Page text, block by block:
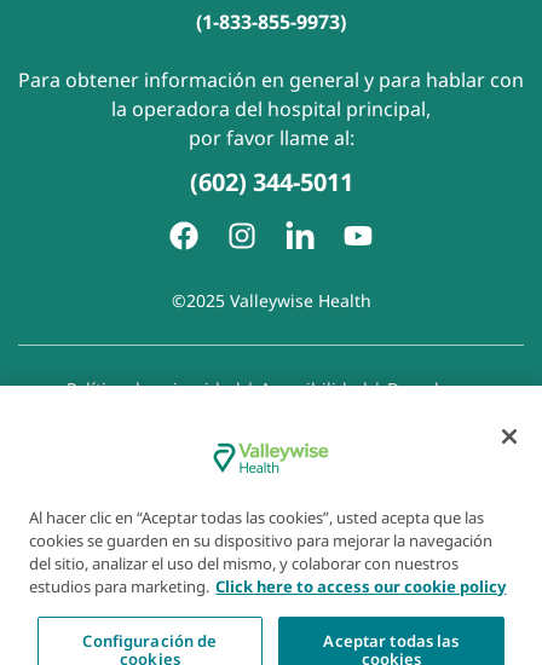
(1-833-855-9973)
Para obtener información en general y para hablar con
la operadora del hospital principal,
por favor llame al:
(602) 344-5011
©2025 Valleywise Health
Política de privacidad|Accesibilidad|Derechos y
Aviso de Prohibición de la Discriminación
Exención de responsabilidad con respecto a sitios web
Al hacer clic en “Aceptar todas las cookies”, usted acepta que las
cookies se guarden en su dispositivo para mejorar la navegación
del sitio, analizar el uso del mismo, y colaborar con nuestros
estudios para marketing. Click here to access our cookie policy
Configuración de
cookies
Aceptar todas las
cookies